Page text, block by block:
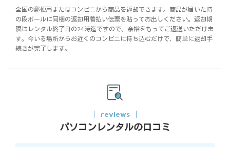
全国の郵便局またはコンビニから商品を返却できます。商品が届いた時
の段ボールに同梱の返却用着払い伝票を貼ってお出しください。返却期
限はレンタル終了日の24時迄ですので、余裕をもってご返送いただけま
す。今いる場所からお近くのコンビニに持ち込むだけで、簡単に返却手
続きが完了します。
reviews
パソコンレンタルの口コミ